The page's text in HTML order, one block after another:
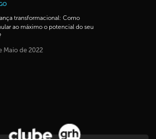
transformacional: Como
ao máximo o potencial do seu
Maio de 2022